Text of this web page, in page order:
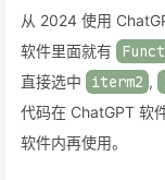
从 2024 使用
软件里面就有
直接选中
iterm2 ,
代码在 ChatGPT 软
软件内再使用。